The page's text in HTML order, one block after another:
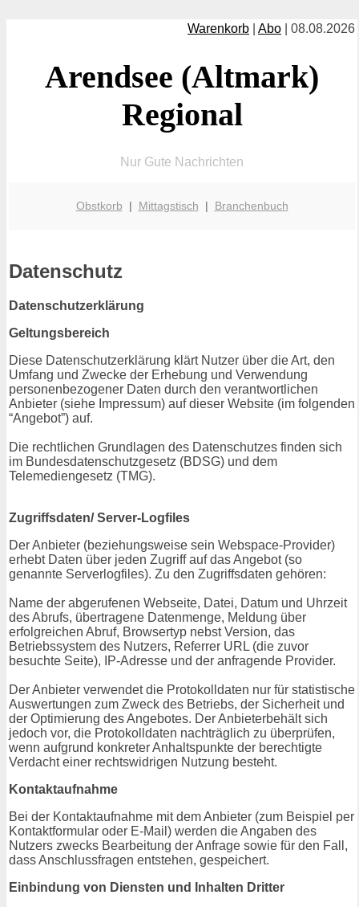
Warenkorb Abo | 08.08.2026
Arendsee (Altmark)
Regional
Nur Gute Nachrichten
Obstkorb | Mittagstisch | Branchenbuch
Datenschutz
Datenschutzerklärung
Geltungsbereich
Diese Datenschutzerklärung klärt Nutzer über die Art, den
Umfang und Zwecke der Erhebung und Verwendung
personenbezogener Daten durch den verantwortlichen
Anbieter (siehe Impressum) auf dieser Website (im folgenden
“Angebot”) auf.
Die rechtlichen Grundlagen des Datenschutzes finden sich
im Bundesdatenschutzgesetz (BDSG) und dem
Telemediengesetz (TMG).
Zugriffsdaten/ Server-Logfiles
Der Anbieter (beziehungsweise sein Webspace-Provider)
erhebt Daten über jeden Zugriff auf das Angebot (so
genannte Serverlogfiles). Zu den Zugriffsdaten gehören:
Name der abgerufenen Webseite, Datei, Datum und Uhrzeit
des Abrufs, übertragene Datenmenge, Meldung über
erfolgreichen Abruf, Browsertyp nebst Version, das
Betriebssystem des Nutzers, Referrer URL (die zuvor
besuchte Seite), IP-Adresse und der anfragende Provider.
Der Anbieter verwendet die Protokolldaten nur für statistische
Auswertungen zum Zweck des Betriebs, der Sicherheit und
der Optimierung des Angebotes. Der Anbieterbehält sich
jedoch vor, die Protokolldaten nachträglich zu überprüfen,
wenn aufgrund konkreter Anhaltspunkte der berechtigte
Verdacht einer rechtswidrigen Nutzung besteht.
Kontaktaufnahme
Bei der Kontaktaufnahme mit dem Anbieter (zum Beispiel per
Kontaktformular oder E-Mail) werden die Angaben des
Nutzers zwecks Bearbeitung der Anfrage sowie für den Fall,
dass Anschlussfragen entstehen, gespeichert.
Einbindung von Diensten und Inhalten Dritter